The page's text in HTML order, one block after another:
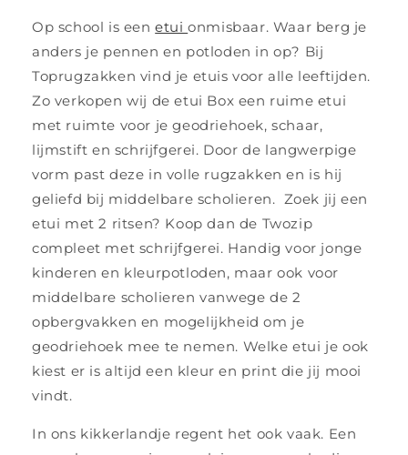
Op school is eenetuionmisbaar. Waar berg je
anders je pennen en potloden in op? Bij
Toprugzakken vind je etuis voor alle leeftijden.
Zo verkopen wij de etui Box een ruime etui
met ruimte voor je geodriehoek, schaar,
lijmstift en schrijfgerei. Door de langwerpige
vorm past deze in volle rugzakken en is hij
geliefd bij middelbare scholieren. Zoek jij een
etui met 2 ritsen? Koop dan de Twozip
compleet met schrijfgerei. Handig voor jonge
kinderen en kleurpotloden, maar ook voor
middelbare scholieren vanwege de 2
opbergvakken en mogelijkheid om je
geodriehoek mee te nemen. Welke etui je ook
kiest er is altijd een kleur en print die jij mooi
vindt.
In ons kikkerlandje regent het ook vaak. Een